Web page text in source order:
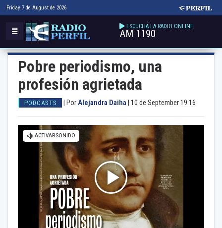
Friday 7 de August de 2026
ESCUCHÁ LA RADIO ONLINE
AM 1190
Pobre periodismo, una
profesión agrietada
PODCASTS PorAlejandra Daiha 10 de September 19:16